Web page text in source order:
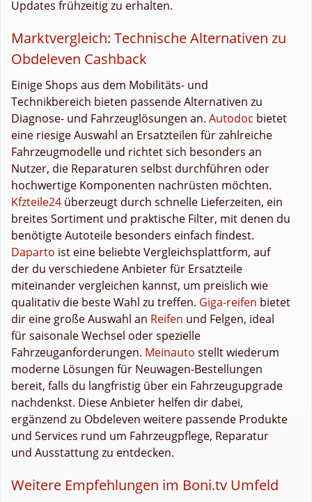
Updates frühzeitig zu erhalten.
Marktvergleich: Technische Alternativen zu
Obdeleven Cashback
Einige Shops aus dem Mobilitäts- und
Technikbereich bieten passende Alternativen zu
Diagnose- und Fahrzeuglösungen an. Autodoc bietet
eine riesige Auswahl an Ersatzteilen für zahlreiche
Fahrzeugmodelle und richtet sich besonders an
Nutzer, die Reparaturen selbst durchführen oder
hochwertige Komponenten nachrüsten möchten.
Kfzteile24 überzeugt durch schnelle Lieferzeiten, ein
breites Sortiment und praktische Filter, mit denen du
benötigte Autoteile besonders einfach findest.
Daparto ist eine beliebte Vergleichsplattform, auf
der du verschiedene Anbieter für Ersatzteile
miteinander vergleichen kannst, um preislich wie
qualitativ die beste Wahl zu treffen. Giga-reifen bietet
dir eine große Auswahl an Reifen und Felgen, ideal
für saisonale Wechsel oder spezielle
Fahrzeuganforderungen. Meinauto stellt wiederum
moderne Lösungen für Neuwagen-Bestellungen
bereit, falls du langfristig über ein Fahrzeugupgrade
nachdenkst. Diese Anbieter helfen dir dabei,
ergänzend zu Obdeleven weitere passende Produkte
und Services rund um Fahrzeugpflege, Reparatur
und Ausstattung zu entdecken.
Weitere Empfehlungen im Boni.tv Umfeld